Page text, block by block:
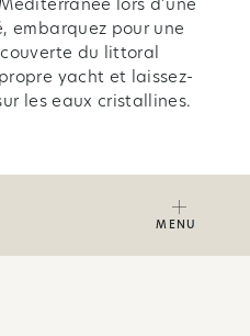
lors d’une
embarquez pour une
du littoral
yacht et laissez-
les eaux cristallines.
MENU